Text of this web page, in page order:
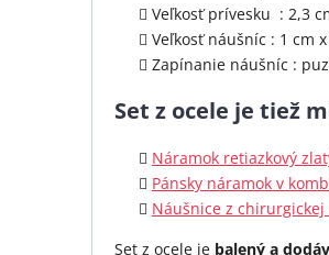
Veľkosť prívesku : 2,3
Veľkosť náušníc : 1 cm
Zapínanie náušníc :
Set z ocele je tiež
Náramok retiazkový
Pánsky náramok v
Náušnice z
Set z ocele je balený a